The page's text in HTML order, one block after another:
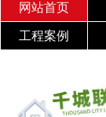
网站首页
工程案例